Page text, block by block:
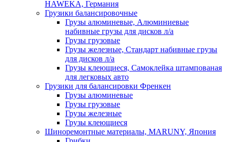
HAWEKA, Германия
Грузики балансировочные
Грузы алюминевые, Алюминиевые
набивные грузы для дисков л/а
Грузы грузовые
Грузы железные, Cтандарт набивные грузы
для дисков л/а
Грузы клеющиеся, Самоклейка штампованая
для легковых авто
Грузики для балансировки Френкен
Грузы алюминевые
Грузы грузовые
Грузы железные
Грузы клеющиеся
Шиноремонтные материалы, MARUNY, Япония